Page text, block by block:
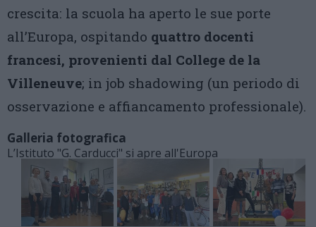
crescita: la scuola ha aperto le sue porte
all’Europa, ospitando quattro docenti
francesi, provenienti dal College de la
Villeneuve; in job shadowing (un periodo di
osservazione e affiancamento professionale).
Galleria fotografica
L’Istituto "G. Carducci" si apre all'Europa